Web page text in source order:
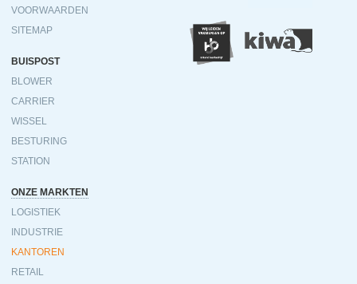
VOORWAARDEN
SITEMAP
BUISPOST
BLOWER
CARRIER
WISSEL
BESTURING
STATION
ONZE MARKTEN
LOGISTIEK
INDUSTRIE
KANTOREN
RETAIL